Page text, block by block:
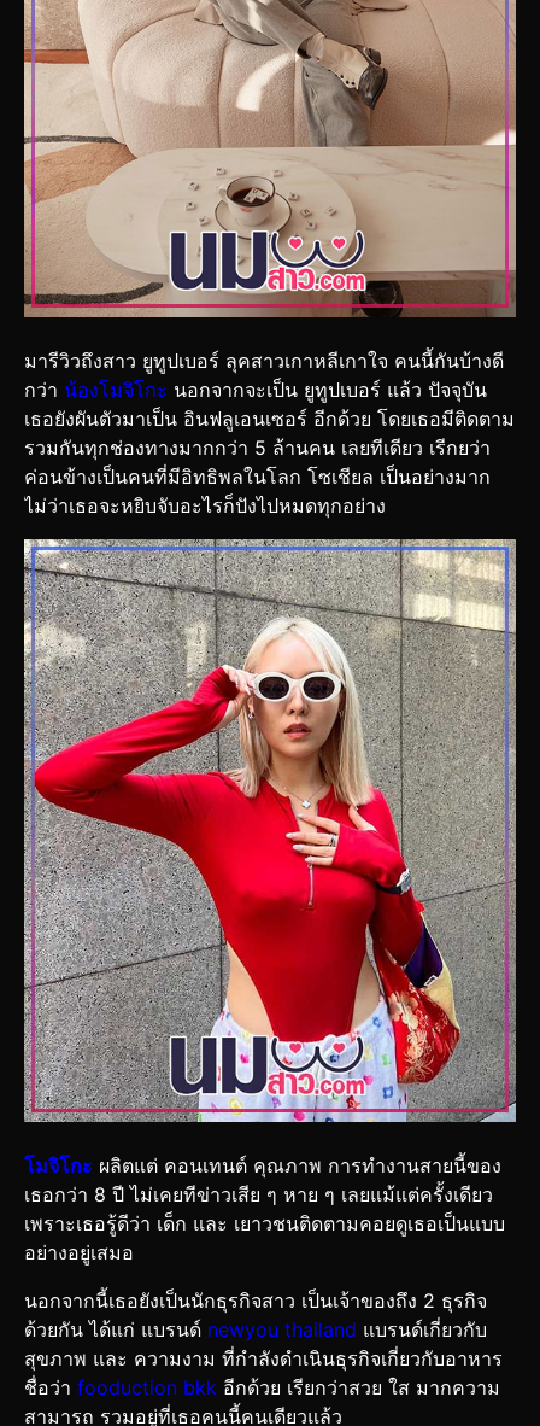
มารีวิวถึงสาว ยูทูปเบอร์ ลุคสาวเกาหลีเกาใจ คนนี้กันบ้างดี
กว่า น้องโมจิโกะ นอกจากจะเป็น ยูทูปเบอร์ แล้ว ปัจจุบัน
เธอยังผันตัวมาเป็น อินฟลูเอนเซอร์ อีกด้วย โดยเธอมีติดตาม
รวมกันทุกช่องทางมากกว่า 5 ล้านคน เลยทีเดียว เรีกยว่า
ค่อนข้างเป็นคนที่มีอิทธิพลในโลก โซเชียล เป็นอย่างมาก
ไม่ว่าเธอจะหยิบจับอะไรก็ปังไปหมดทุกอย่าง
โมจิโกะ ผลิตแต่ คอนเทนต์ คุณภาพ การทำงานสายนี้ของ
เธอกว่า 8 ปี ไม่เคยทีข่าวเสีย ๆ หาย ๆ เลยแม้แต่ครั้งเดียว
เพราะเธอรู้ดีว่า เด็ก และ เยาวชนติดตามคอยดูเธอเป็นแบบ
อย่างอยู่เสมอ
นอกจากนี้เธอยังเป็นนักธุรกิจสาว เป็นเจ้าของถึง 2 ธุรกิจ
ด้วยกัน ได้แก่ แบรนด์ newyou thailand แบรนด์เกี่ยวกับ
สุขภาพ และ ความงาม ที่กำลังดำเนินธุรกิจเกี่ยวกับอาหาร
ชื่อว่า fooduction bkk อีกด้วย เรียกว่าสวย ใส มากความ
สามารถ รวมอยู่ที่เธอคนนี้คนเดียวแล้ว